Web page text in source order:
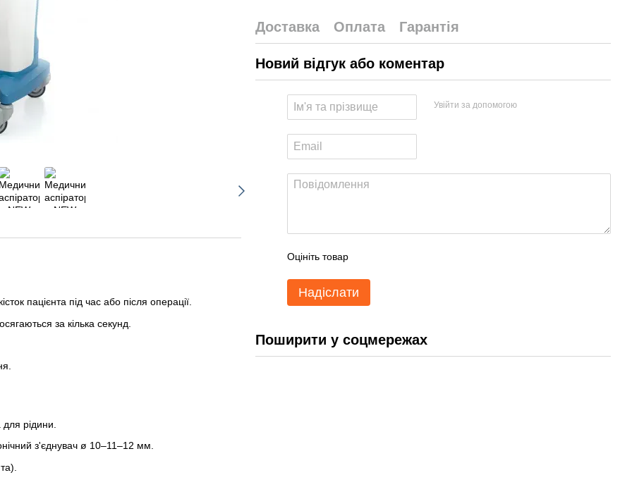
пацієнта під час або після операції.
за кілька секунд.
рідини.
з'єднувач ø 10–11–12 мм.
Доставка Оплата Гарантія
Новий відгук або коментар
Увійти за допомогою
Оцініть товар
Надіслати
Поширити у соцмережах